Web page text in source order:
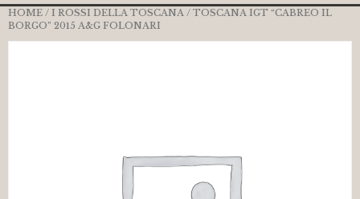
HOME / I ROSSI DELLA TOSCANA / TOSCANA IGT “CABREO IL
BORGO” 2015 A&G FOLONARI